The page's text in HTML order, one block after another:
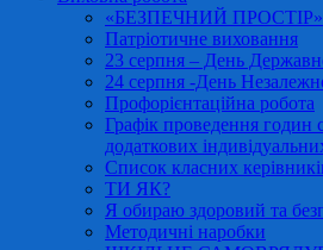
«БЕЗПЕЧНИЙ ПРОСТІР»
Патріотичне виховання
23 серпня – День
24 серпня -День
Профорієнтаційна робота
Графік проведення годин
додаткових
Список класних
ТИ ЯК?
Я обираю здоровий та
Методичні наробки